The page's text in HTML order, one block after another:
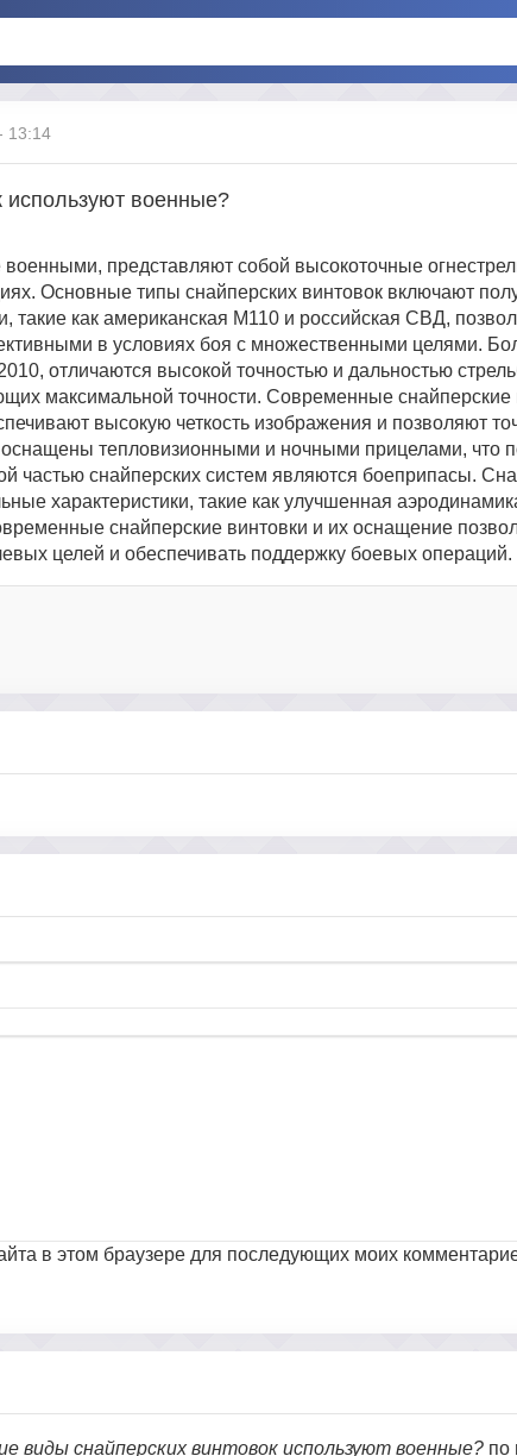
13:14
используют военные?
представляют собой высокоточные
Основные типы снайперских винтовок включают
такие как американская M110 и российская СВД,
в условиях боя с множественными целями.
отличаются высокой точностью и дальностью
максимальной точности. Современные
высокую четкость изображения и позволяют
тепловизионными и ночными прицелами, что
частью снайперских систем являются боеприпасы.
характеристики, такие как улучшенная
снайперские винтовки и их оснащение
целей и обеспечивать поддержку боевых операций.
в этом браузере для последующих моих
виды снайперских винтовок используют военные? по